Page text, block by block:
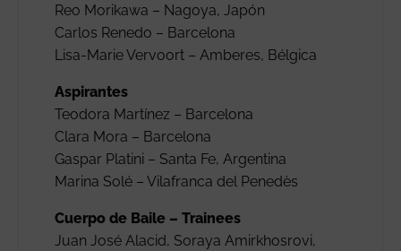
Reo Morikawa – Nagoya, Japón
Carlos Renedo – Barcelona
Lisa-Marie Vervoort – Amberes, Bélgica
Aspirantes
Teodora Martínez – Barcelona
Clara Mora – Barcelona
Gaspar Platini – Santa Fe, Argentina
Marina Solé – Vilafranca del Penedès
Cuerpo de Baile – Trainees
Juan José Alacid, Soraya Amirkhosrovi,